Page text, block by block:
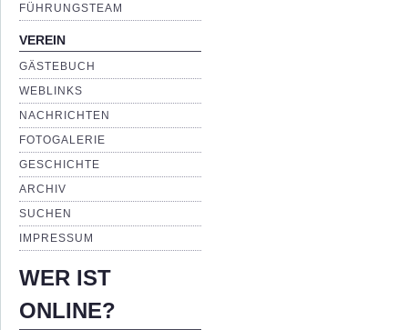
FÜHRUNGSTEAM
VEREIN
GÄSTEBUCH
WEBLINKS
NACHRICHTEN
FOTOGALERIE
GESCHICHTE
ARCHIV
SUCHEN
IMPRESSUM
WER IST
ONLINE?